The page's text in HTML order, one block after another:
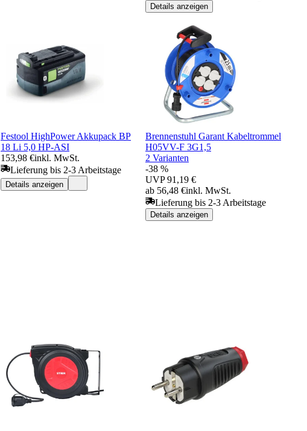
Details anzeigen
Festool HighPower Akkupack BP
18 Li 5,0 HP-ASI
153,98 €inkl. MwSt.
Lieferung bis 2-3 Arbeitstage
Details anzeigen
Brennenstuhl Garant Kabeltrommel
H05VV-F 3G1,5
2 Varianten
-38 %
UVP 91,19 €
ab 56,48 €inkl. MwSt.
Lieferung bis 2-3 Arbeitstage
Details anzeigen